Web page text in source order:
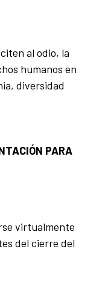
al odio, la
humanos en
diversidad
PARA
virtualmente
del cierre del